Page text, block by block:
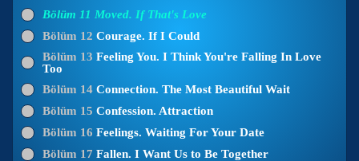
Bölüm 11 Moved. If That's Love
Bölüm 12 Courage. If I Could
Bölüm 13 Feeling You. I Think You're Falling In Love
Too
Bölüm 14 Connection. The Most Beautiful Wait
Bölüm 15 Confession. Attraction
Bölüm 16 Feelings. Waiting For Your Date
Bölüm 17 Fallen. I Want Us to Be Together